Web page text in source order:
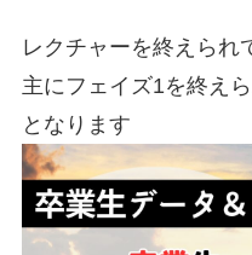
レクチャーを終えられ
主にフェイズ1を終え
となります